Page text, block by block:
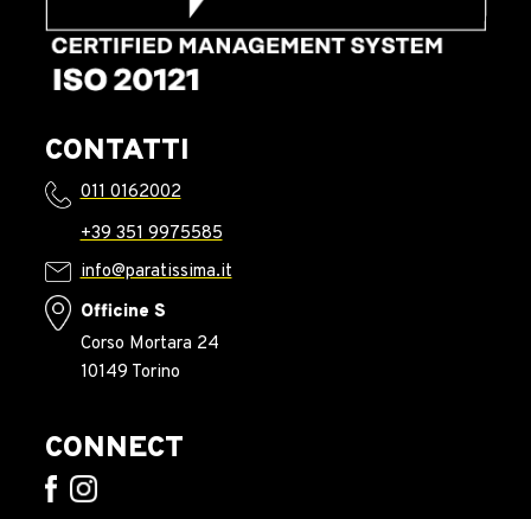
CONTATTI
011 0162002
+39 351 9975585
info@paratissima.it
Officine S
Corso Mortara 24
10149 Torino
CONNECT